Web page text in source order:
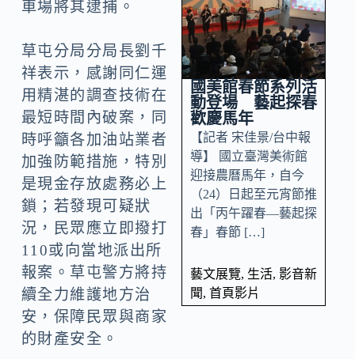
車場將其逮捕。
草屯分局分局長劉千
祥表示，感謝同仁運
用精湛的調查技術在
最短時間內破案，同
時呼籲各加油站業者
加強防範措施，特別
是現金存放處務必上
鎖；若發現可疑狀
況，民眾應立即撥打
110或向當地派出所
報案。草屯警方將持
續全力維護地方治
安，保障民眾與商家
的財產安全。
國美館春節系列活
動登場 藝起探春
歡慶馬年
【記者 宋佳景/台中報
導】 國立臺灣美術館
迎接農曆馬年，自今
（24）日起至元宵節推
出「丙午躍春—藝起探
春」春節 […]
藝文展覽, 生活, 影音新
聞, 首頁影片